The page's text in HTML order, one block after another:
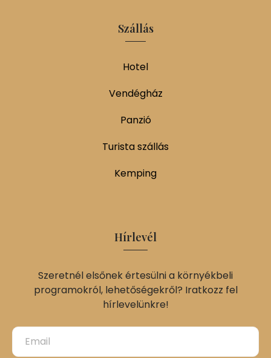
Szállás
Hotel
Vendégház
Panzió
Turista szállás
Kemping
Hírlevél
Szeretnél elsőnek értesülni a környékbeli
programokról, lehetőségekről? Iratkozz fel
hírlevelünkre!